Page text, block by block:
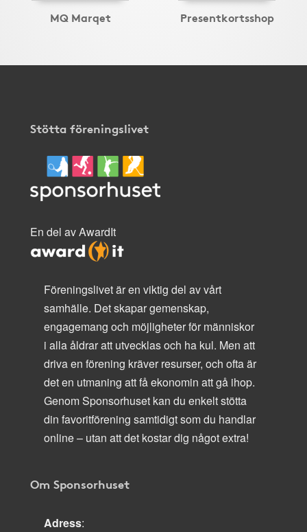
MQ Marqet Presentkortsshop
Stötta föreningslivet
En del av AwardIt
Föreningslivet är en viktig del av vårt
samhälle. Det skapar gemenskap,
engagemang och möjligheter för människor
i alla åldrar att utvecklas och ha kul. Men att
driva en förening kräver resurser, och ofta är
det en utmaning att få ekonomin att gå ihop.
Genom Sponsorhuset kan du enkelt stötta
din favoritförening samtidigt som du handlar
online – utan att det kostar dig något extra!
Om Sponsorhuset
Adress: